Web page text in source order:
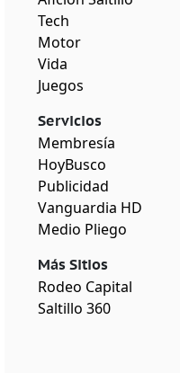
Tech
Motor
Vida
Juegos
Servicios
Membresía
HoyBusco
Publicidad
Vanguardia HD
Medio Pliego
Más Sitios
Rodeo Capital
Saltillo 360